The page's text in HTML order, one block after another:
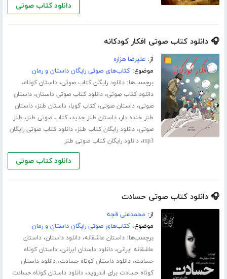
دانلود کتاب صوتی
🎧 دانلود کتاب صوتی افکار کودکانه
از: علیرضا هزاره
موضوع:کتاب‌های صوتی رایگان داستان و رمان
برچسب‌ها:دانلود رایگان کتاب صوتی،داستان کوتاه،
دانلود کتاب صوتی،دانلود کتاب صوتی داستان،داستان
صوتی،داستان صوتی،کتاب گویا،داستان طنز،داستان
طنز خنده دار،داستان طنز جدید،کتاب صوتی طنز، طنز
صوتی،دانلود رایگان کتاب طنز،دانلود کتاب صوتی رایگان
mp3،دانلود رایگان کتاب صوتی طنز
دانلود کتاب صوتی
🎧 دانلود کتاب صوتی حسادت
از: محمدعلی قجه
موضوع:کتاب‌های صوتی رایگان داستان و رمان
برچسب‌ها:داستان عاشقانه،دانلود داستان،داستان
عاشقانه ایرانی،دانلود داستان ایرانی،داستان کوتاه
حسادت،دانلود داستان کوتاه حسادت،دانلود داستان
کوتاه حسادت برای اندروید،دانلود داستان کوتاه حسادت